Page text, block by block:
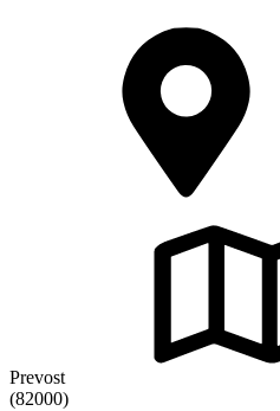
Prevost
(82000)